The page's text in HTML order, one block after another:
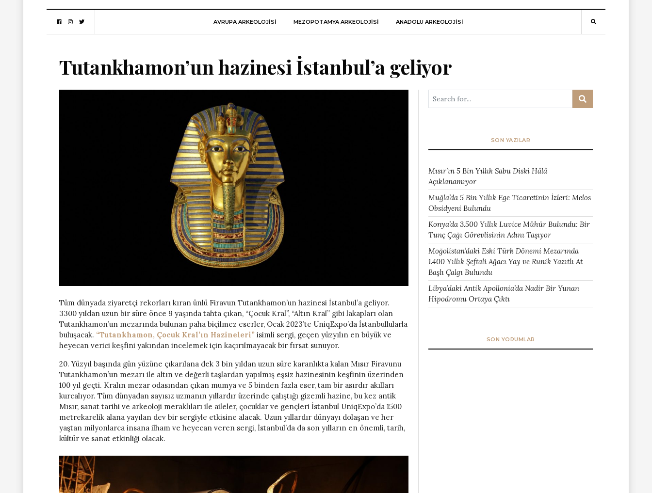
AVRUPA ARKEOLOJISI MEZOPOTAMYA ARKEOLOJISI ANADOLU ARKEOLOJİSİ
Tutankhamon’un hazinesi İstanbul’a geliyor
Tüm dünyada ziyaretçi rekorları kıran ünlü Firavun Tutankhamon’un hazinesi İstanbul’a geliyor.
3300 yıldan uzun bir süre önce 9 yaşında tahta çıkan, “Çocuk Kral”, “Altın Kral” gibi lakapları olan
Tutankhamon’un mezarında bulunan paha biçilmez eserler, Ocak 2023’te UniqExpo’da İstanbullularla
buluşacak. “Tutankhamon, Çocuk Kral’ın Hazineleri” isimli sergi, geçen yüzyılın en büyük ve
heyecan verici keşfini yakından incelemek için kaçırılmayacak bir fırsat sunuyor.
20. Yüzyıl başında gün yüzüne çıkarılana dek 3 bin yıldan uzun süre karanlıkta kalan Mısır Firavunu
Tutankhamon’un mezarı ile altın ve değerli taşlardan yapılmış eşsiz hazinesinin keşfinin üzerinden
100 yıl geçti. Kralın mezar odasından çıkan mumya ve 5 binden fazla eser, tam bir asırdır akılları
kurcalıyor. Tüm dünyadan sayısız uzmanın yıllardır üzerinde çalıştığı gizemli hazine, bu kez antik
Mısır, sanat tarihi ve arkeoloji meraklıları ile aileler, çocuklar ve gençleri İstanbul UniqExpo’da 1500
metrekarelik alana yayılan dev bir sergiyle etkisine alacak. Uzun yıllardır dünyayı dolaşan ve her
yaştan milyonlarca insana ilham ve heyecan veren sergi, İstanbul’da da son yılların en önemli, tarih,
kültür ve sanat etkinliği olacak.
SON YAZILAR
Mısır’ın 5 Bin Yıllık Sabu Diski Hâlâ
Açıklanamıyor
Muğla’da 5 Bin Yıllık Ege Ticaretinin İzleri: Melos
Obsidyeni Bulundu
Konya’da 3.500 Yıllık Luvice Mühür Bulundu: Bir
Tunç Çağı Görevlisinin Adını Taşıyor
Moğolistan’daki Eski Türk Dönemi Mezarında
1.400 Yıllık Şeftali Ağacı Yay ve Runik Yazıtlı At
Başlı Çalgı Bulundu
Libya’daki Antik Apollonia’da Nadir Bir Yunan
Hipodromu Ortaya Çıktı
SON YORUMLAR